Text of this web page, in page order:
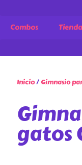
Combos Tienda
Inicio/Gimnasio
gatos